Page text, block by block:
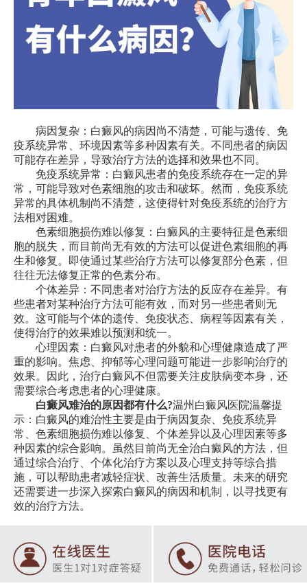
病因复杂：白癜风的病因尚不清楚，可能与遗传、免
疫系统异常、环境因素等多种因素有关。不同患者的病因
可能存在差异，导致治疗方法的选择和效果也不同。
免疫系统异常：白癜风患者的免疫系统存在一定的异
常，可能导致对色素细胞的攻击和破坏。然而，免疫系统
异常的具体机制尚不清楚，这使得针对免疫系统的治疗方
法相对困难。
色素细胞损伤难以修复：白癜风的主要特征是色素细
胞的脱失，而目前尚无有效的方法可以促进色素细胞的再
生和修复。即使通过某些治疗方法可以修复部分色素，但
往往无法修复正常的色素分布。
个体差异：不同患者对治疗方法的反应存在差异。有
些患者对某种治疗方法可能有效，而对另一些患者则无
效。这可能与个体的遗传、免疫状态、病程等因素有关，
使得治疗的效果难以预测和统一。
心理因素：白癜风对患者的外貌和心理健康造成了严
重的影响。焦虑、抑郁等心理问题可能进一步影响治疗的
效果。因此，治疗白癜风不但需要关注皮肤病变本身，还
需要综合考虑患者的心理健康。
白癜风难治的原因都有什么?温州白癜风医院温馨提
示：白癜风的难治性主要是由于病因复杂、免疫系统异
常、色素细胞损伤难以修复、个体差异以及心理因素等多
种因素的综合影响。虽然目前尚无全治白癜风的方法，但
通过综合治疗、个体化治疗方案以及心理支持等综合措
施，可以帮助患者减轻症状、改善生活质量。未来的研究
还需要进一步深入探索白癜风的病因和机制，以寻找更有
效的治疗方法。